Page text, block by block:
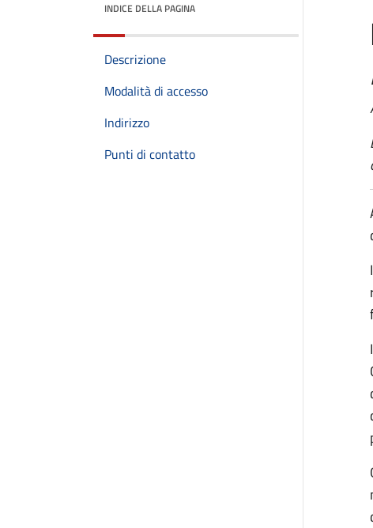
INDICE DELLA PAGINA
Descrizione
Modalità di accesso
Indirizzo
Punti di contatto